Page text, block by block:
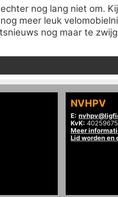
nog lang niet om.
meer leuk
nog maar te
NVHPV
E:
KvK: 40259675
Meer
Lid worden en